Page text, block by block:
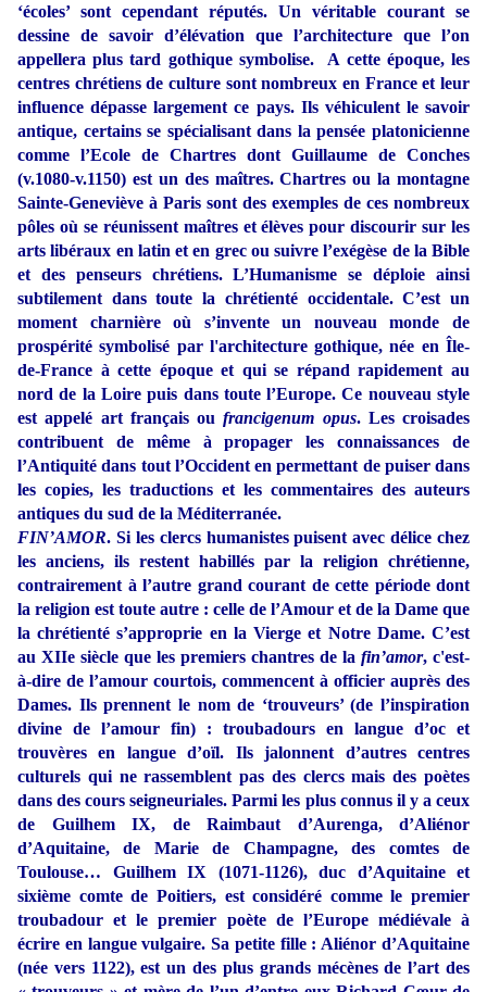
‘écoles’ sont cependant réputés. Un véritable courant se
dessine de savoir d’élévation que l’architecture que l’on
appellera plus tard gothique symbolise.
A cette époque, les
centres chrétiens de culture sont nombreux en France et leur
influence dépasse largement ce pays. Ils véhiculent le savoir
antique, certains se spécialisant dans la pensée platonicienne
comme l’Ecole de Chartres dont Guillaume de Conches
(v.1080-v.1150) est un des maîtres. Chartres ou la montagne
Sainte-Geneviève à Paris sont des exemples de ces nombreux
pôles où se réunissent maîtres et élèves pour discourir sur les
arts libéraux en latin et en grec ou suivre l’exégèse de la Bible
et des penseurs chrétiens. L’Humanisme se déploie ainsi
subtilement dans toute la chrétienté occidentale. C’est un
moment charnière où s’invente un nouveau monde de
prospérité symbolisé par l'architecture gothique, née en Île-
de-France à cette époque et qui se répand rapidement au
nord de la Loire puis dans toute l’Europe. Ce nouveau style
est appelé art français oufrancigenum opus. Les croisades
contribuent de même à propager les connaissances de
l’Antiquité dans tout l’Occident en permettant de puiser dans
les copies, les traductions et les commentaires des auteurs
antiques du sud de la Méditerranée.
FIN’AMOR. Si les clercs humanistes puisent avec délice chez
les anciens, ils restent habillés par la religion chrétienne,
contrairement à l’autre grand courant de cette période dont
la religion est toute autre : celle de l’Amour et de la Dame que
la chrétienté s’approprie en la Vierge et Notre Dame. C’est
au XIIe siècle que les premiers chantres de la fin’amor, c'est-
à-dire de l’amour courtois, commencent à officier auprès des
Dames. Ils prennent le nom de ‘trouveurs’ (de l’inspiration
divine de l’amour fin) : troubadours en langue d’oc et
trouvères en langue d’oïl. Ils jalonnent d’autres centres
culturels qui ne rassemblent pas des clercs mais des poètes
dans des cours seigneuriales. Parmi les plus connus il y a ceux
de Guilhem IX, de Raimbaut d’Aurenga, d’Aliénor
d’Aquitaine, de Marie de Champagne, des comtes de
Toulouse… Guilhem IX (1071-1126), duc d’Aquitaine et
sixième comte de Poitiers, est considéré comme le premier
troubadour et le premier poète de l’Europe médiévale à
écrire en langue vulgaire. Sa petite fille : Aliénor d’Aquitaine
(née vers 1122), est un des plus grands mécènes de l’art des